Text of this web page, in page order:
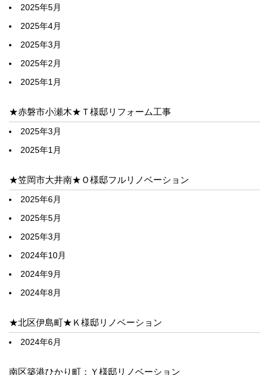
2025年5月
2025年4月
2025年3月
2025年2月
2025年1月
★赤磐市小瀬木★Ｔ様邸リフォーム工事
2025年3月
2025年1月
★笠岡市大井南★Ｏ様邸フルリノベーション
2025年6月
2025年5月
2025年3月
2024年10月
2024年9月
2024年8月
★北区伊島町★Ｋ様邸リノベーション
2024年6月
南区築港ひかり町：Ｙ様邸リノベーション